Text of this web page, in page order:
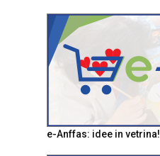
e-Anffas: idee in vetrina!